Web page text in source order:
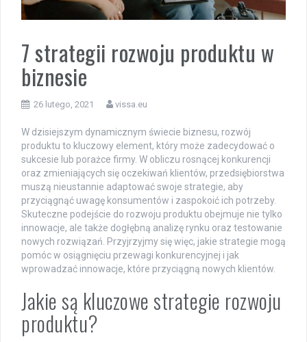
7 strategii rozwoju produktu w
biznesie
26 lutego, 2021 vissa.eu
W dzisiejszym dynamicznym świecie biznesu, rozwój
produktu to kluczowy element, który może zadecydować o
sukcesie lub porażce firmy. W obliczu rosnącej konkurencji
oraz zmieniających się oczekiwań klientów, przedsiębiorstwa
muszą nieustannie adaptować swoje strategie, aby
przyciągnąć uwagę konsumentów i zaspokoić ich potrzeby.
Skuteczne podejście do rozwoju produktu obejmuje nie tylko
innowacje, ale także dogłębną analizę rynku oraz testowanie
nowych rozwiązań. Przyjrzyjmy się więc, jakie strategie mogą
pomóc w osiągnięciu przewagi konkurencyjnej i jak
wprowadzać innowacje, które przyciągną nowych klientów.
Jakie są kluczowe strategie rozwoju
produktu?